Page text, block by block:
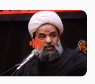
سلام جوانی که امام حسین علیه
السلام خودش جوابش را دادند